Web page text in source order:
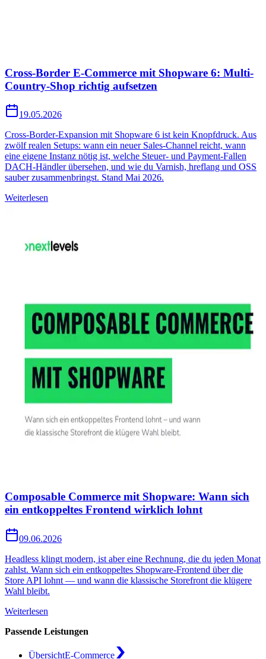
Cross-Border E-Commerce mit Shopware 6: Multi-
Country-Shop richtig aufsetzen
19.05.2026
Cross-Border-Expansion mit Shopware 6 ist kein Knopfdruck. Aus
zwölf realen Setups: wann ein neuer Sales-Channel reicht, wann
eine eigene Instanz nötig ist, welche Steuer- und Payment-Fallen
DACH-Händler übersehen, und wie du Varnish, hreflang und OSS
sauber zusammenbringst. Stand Mai 2026.
Weiterlesen
Composable Commerce mit Shopware: Wann sich
ein entkoppeltes Frontend wirklich lohnt
09.06.2026
Headless klingt modern, ist aber eine Rechnung, die du jeden Monat
zahlst. Wann sich ein entkoppeltes Shopware-Frontend über die
Store API lohnt — und wann die klassische Storefront die klügere
Wahl bleibt.
Weiterlesen
Passende Leistungen
ÜbersichtE-Commerce